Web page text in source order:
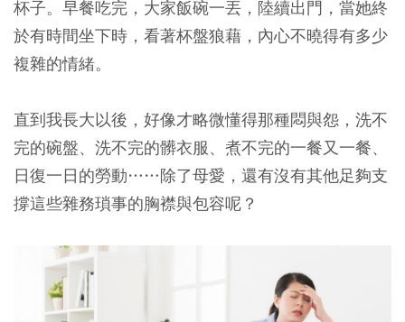
杯子。早餐吃完，大家飯碗一丟，陸續出門，當她終
於有時間坐下時，看著杯盤狼藉，內心不曉得有多少
複雜的情緒。
直到我長大以後，好像才略微懂得那種悶與怨，洗不
完的碗盤、洗不完的髒衣服、煮不完的一餐又一餐、
日復一日的勞動……除了母愛，還有沒有其他足夠支
撐這些雜務瑣事的胸襟與包容呢？